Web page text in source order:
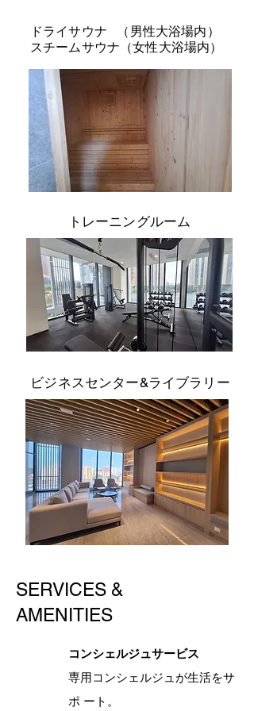
ドライサウナ （男性大浴場内）
スチームサウナ（女性大浴場内）
トレーニングルーム
ビジネスセンター&ライブラリー
SERVICES &
AMENITIES
コンシェルジュサービス
専用コンシェルジュが生活をサ
ポ ート。